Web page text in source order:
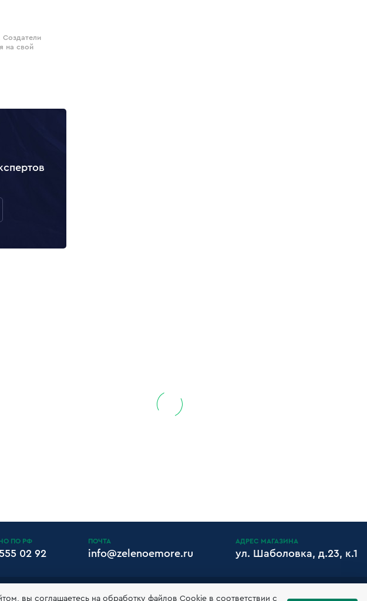
Создатели
на свой
ПО РФ
02 92
ПОЧТА
info@zelenoemore.ru
АДРЕС МАГАЗИНА
ул. Шаболовка, д.23, к.1
КОНТАКТЫ РЕКВИЗИТЫ
вы соглашаетесь на обработку файлов Сookie в соответствии с